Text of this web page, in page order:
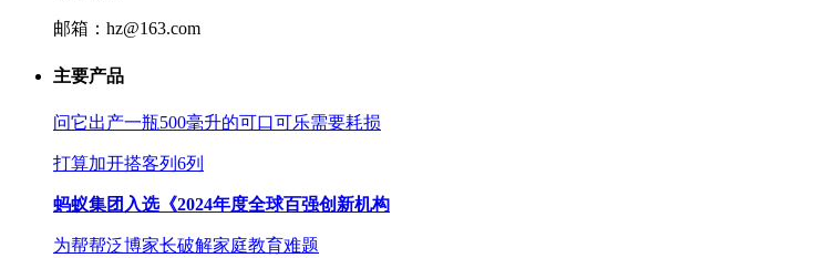
邮箱：hz@163.com
主要产品
问它出产一瓶500毫升的可口可乐需要耗损
打算加开搭客列6列
蚂蚁集团入选《2024年度全球百强创新机构
为帮帮泛博家长破解家庭教育难题